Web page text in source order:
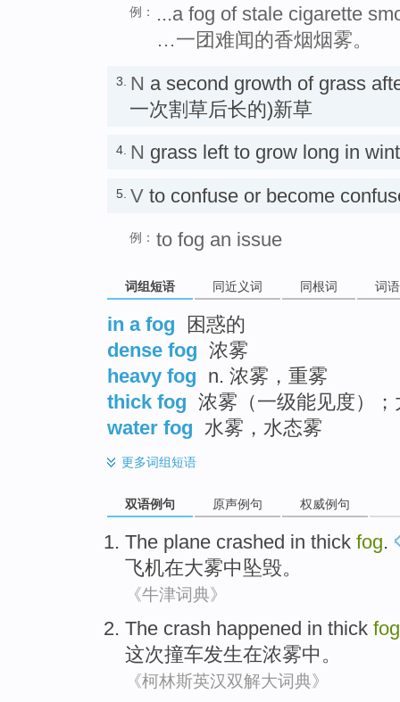
例：
...a fog of stale cigarette
…一团难闻的香烟烟雾。
3. N a second growth of grass
一次割草后长的)新草
4. N grass left to grow long in
5. V to confuse or become
例： to fog an issue
词组短语 同近义词 同根词 词
in a fog
困惑的
dense fog 浓雾
heavy fog n. 浓雾，重雾
thick fog 浓雾（一级能见度）；
water fog 水雾，水态雾
更多词组短语
双语例句 原声例句 权威例句
The plane crashed in thick fog.
飞机在大雾中坠毁。
《牛津词典》
The crash happened in thick fog
这次撞车发生在浓雾中。
《柯林斯英汉双解大词典》